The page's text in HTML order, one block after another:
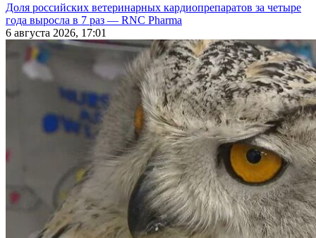
Доля российских ветеринарных кардиопрепаратов за четыре
года выросла в 7 раз — RNC Pharma
6 августа 2026, 17:01